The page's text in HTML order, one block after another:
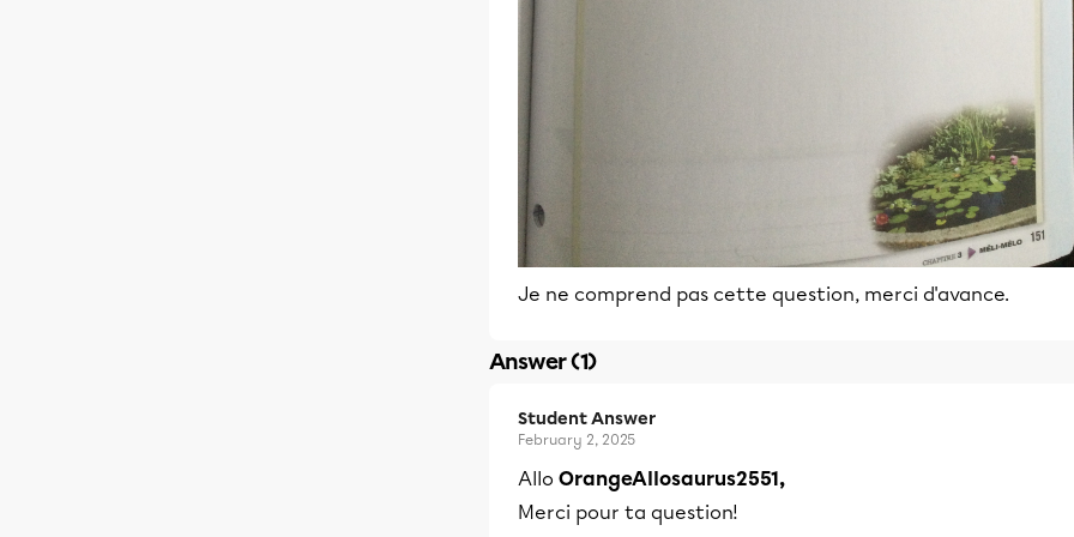
Je ne comprend pas cette question, merci d'avance.
Answer (1)
Student Answer
February 2, 2025
Allo OrangeAllosaurus2551,
Merci pour ta question!